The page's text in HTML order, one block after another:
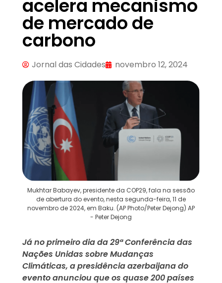
acelera mecanismo
de mercado de
carbono
Jornal das Cidades novembro 12, 2024
Mukhtar Babayev, presidente da COP29, fala na sessão
de abertura do evento, nesta segunda-feira, 11 de
novembro de 2024, em Baku. (AP Photo/Peter Dejong) AP
- Peter Dejong
Já no primeiro dia da 29ª Conferência das
Nações Unidas sobre Mudanças
Climáticas, a presidência azerbaijana do
evento anunciou que os quase 200 países